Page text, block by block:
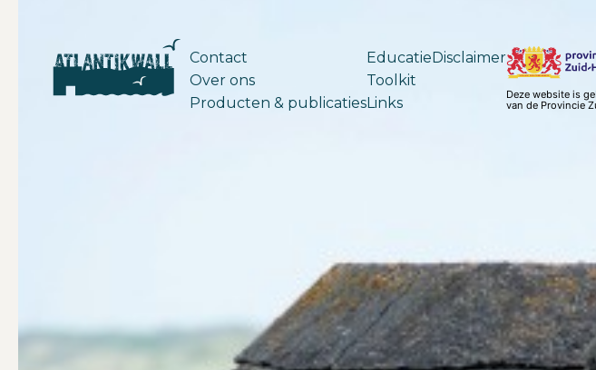
Contact
Over ons
Producten & publicaties
Educatie
Toolkit
Links
Disclaimer
Deze website is
van de Provincie